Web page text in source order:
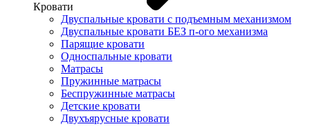
Кровати
Двуспальные кровати с подъемным механизмом
Двуспальные кровати БЕЗ п-ого механизма
Парящие кровати
Односпальные кровати
Матрасы
Пружинные матрасы
Беспружинные матрасы
Детские кровати
Двухъярусные кровати